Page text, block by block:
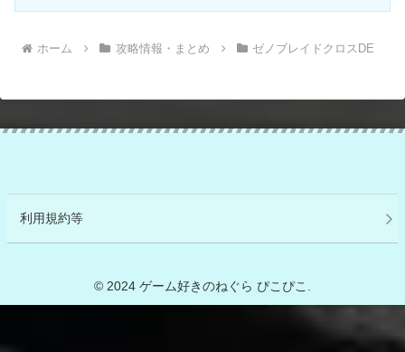
ホーム 攻略情報・まとめ ゼノブレイドクロスDE
利用規約等
© 2024 ゲーム好きのねぐら ぴこぴこ.